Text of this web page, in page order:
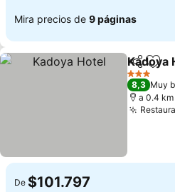
Mira precios de 9 páginas
Kadoya
3 Estrellas
8,3 Muy
a 0.4 km
De $101.797